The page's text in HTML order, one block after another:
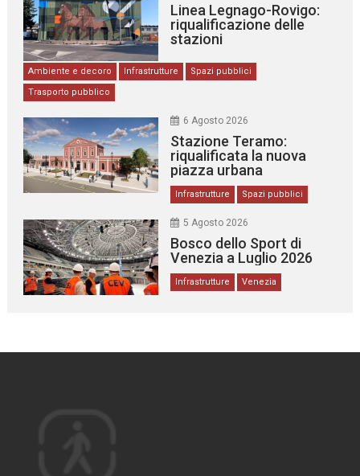
Linea Legnago-Rovigo:
riqualificazione delle
stazioni
Ambiente e decoro Infrastrutture
Spazi pubblici
Trasporto pubblico
6 Agosto 2026
Stazione Teramo:
riqualificata la nuova
piazza urbana
Infrastrutture Spazi pubblici
5 Agosto 2026
Bosco dello Sport di
Venezia a Luglio 2026
Infrastrutture Venezia